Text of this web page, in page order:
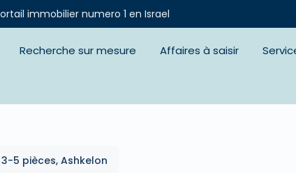
immobilier numero 1 en Israel
Recherche sur mesure Affaires à saisir
5 pièces, Ashkelon